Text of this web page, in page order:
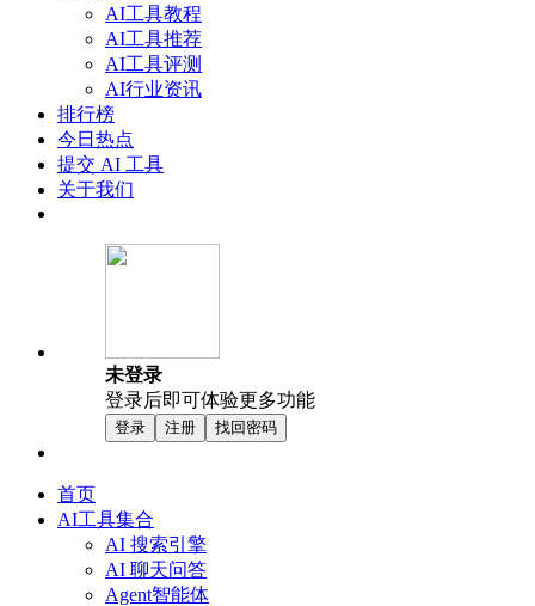
AI工具教程
AI工具推荐
AI工具评测
AI行业资讯
排行榜
今日热点
提交 AI 工具
关于我们
未登录
登录后即可体验更多功能
登录 注册 找回密码
首页
AI工具集合
AI 搜索引擎
AI 聊天问答
Agent智能体